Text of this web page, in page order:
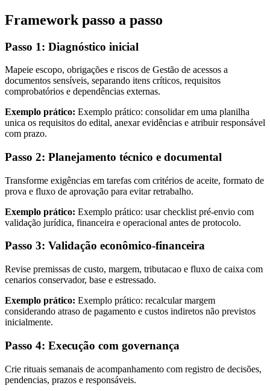
Framework passo a passo
Passo 1: Diagnóstico inicial
Mapeie escopo, obrigações e riscos de Gestão de acessos a
documentos sensíveis, separando itens críticos, requisitos
comprobatórios e dependências externas.
Exemplo prático: Exemplo prático: consolidar em uma planilha
unica os requisitos do edital, anexar evidências e atribuir responsável
com prazo.
Passo 2: Planejamento técnico e documental
Transforme exigências em tarefas com critérios de aceite, formato de
prova e fluxo de aprovação para evitar retrabalho.
Exemplo prático: Exemplo prático: usar checklist pré-envio com
validação jurídica, financeira e operacional antes de protocolo.
Passo 3: Validação econômico-financeira
Revise premissas de custo, margem, tributacao e fluxo de caixa com
cenarios conservador, base e estressado.
Exemplo prático: Exemplo prático: recalcular margem
considerando atraso de pagamento e custos indiretos não previstos
inicialmente.
Passo 4: Execução com governança
Crie rituais semanais de acompanhamento com registro de decisões,
pendencias, prazos e responsáveis.